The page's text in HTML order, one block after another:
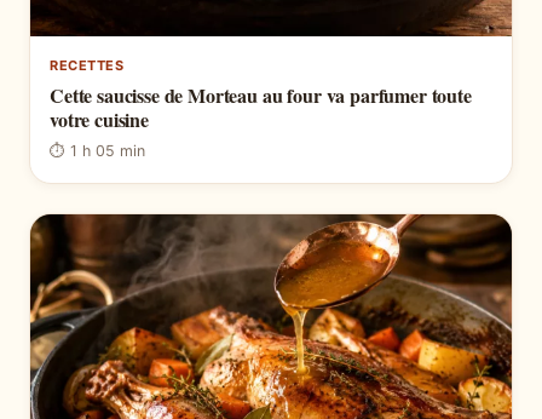
RECETTES
Cette saucisse de Morteau au four va parfumer toute
votre cuisine
⏱ 1 h 05 min